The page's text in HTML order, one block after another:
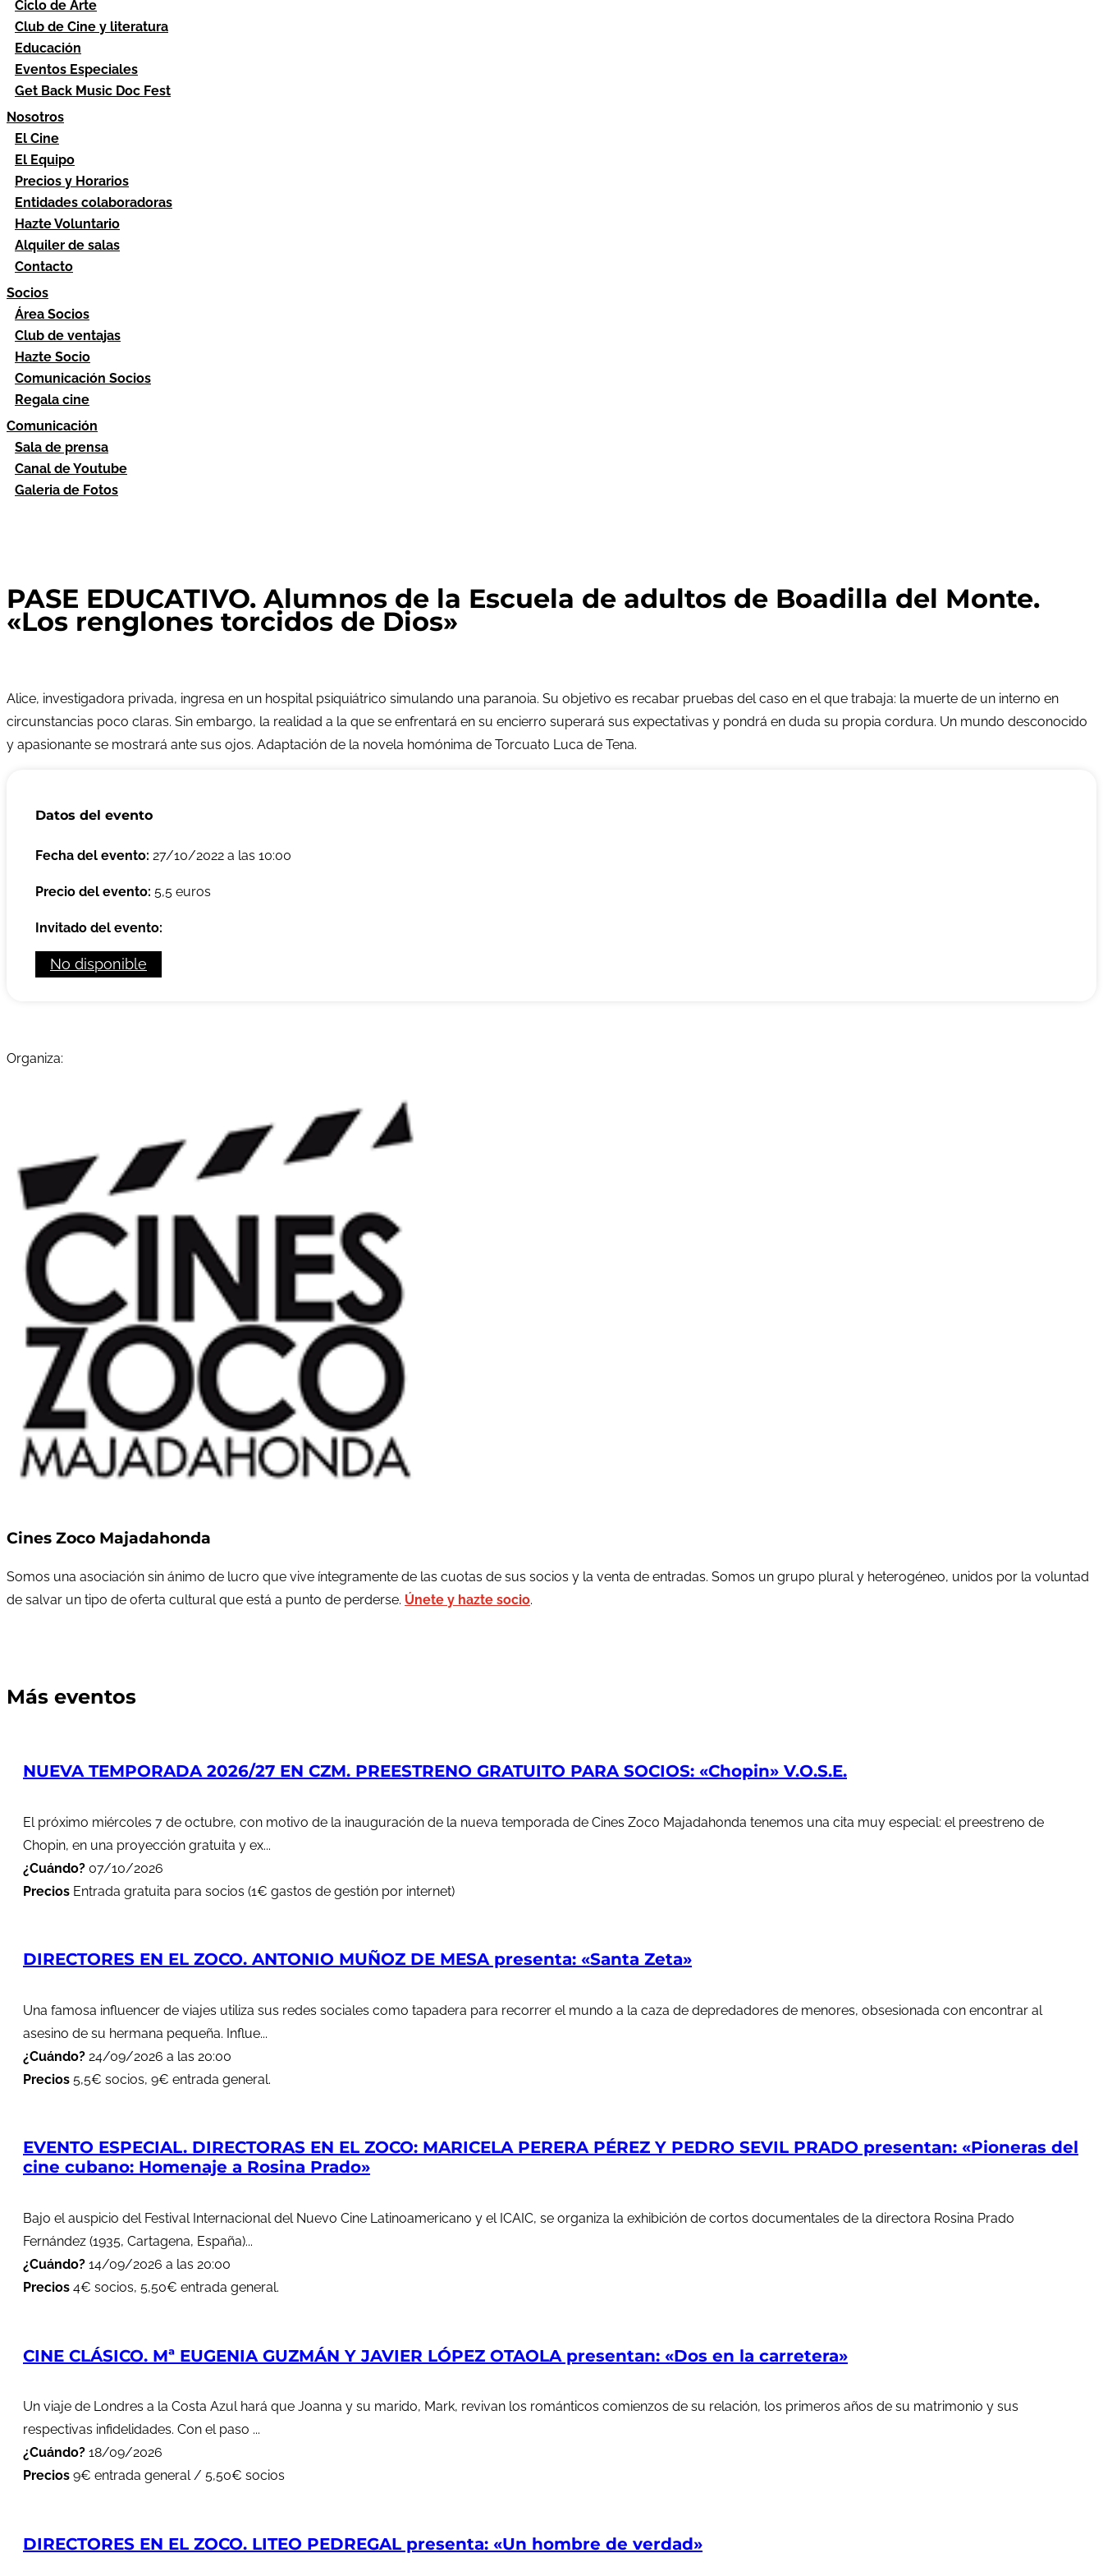
Ciclo de Arte
Club de Cine y literatura
Educación
Eventos Especiales
Get Back Music Doc Fest
Nosotros
El Cine
El Equipo
Precios y Horarios
Entidades colaboradoras
Hazte Voluntario
Alquiler de salas
Contacto
Socios
Área Socios
Club de ventajas
Hazte Socio
Comunicación Socios
Regala cine
Comunicación
Sala de prensa
Canal de Youtube
Galeria de Fotos
PASE EDUCATIVO. Alumnos de la Escuela de adultos de Boadilla del Monte.
«Los renglones torcidos de Dios»
Alice, investigadora privada, ingresa en un hospital psiquiátrico simulando una paranoia. Su objetivo es recabar pruebas del caso en el que trabaja: la muerte de un interno en
circunstancias poco claras. Sin embargo, la realidad a la que se enfrentará en su encierro superará sus expectativas y pondrá en duda su propia cordura. Un mundo desconocido
y apasionante se mostrará ante sus ojos. Adaptación de la novela homónima de Torcuato Luca de Tena.
Datos del evento
Fecha del evento: 27/10/2022 a las 10:00
Precio del evento: 5,5 euros
Invitado del evento:
No disponible
Organiza:
Cines Zoco Majadahonda
Somos una asociación sin ánimo de lucro que vive íntegramente de las cuotas de sus socios y la venta de entradas. Somos un grupo plural y heterogéneo, unidos por la voluntad
de salvar un tipo de oferta cultural que está a punto de perderse. Únete y hazte socio.
Más eventos
NUEVA TEMPORADA 2026/27 EN CZM. PREESTRENO GRATUITO PARA SOCIOS: «Chopin» V.O.S.E.
El próximo miércoles 7 de octubre, con motivo de la inauguración de la nueva temporada de Cines Zoco Majadahonda tenemos una cita muy especial: el preestreno de
Chopin, en una proyección gratuita y ex...
¿Cuándo? 07/10/2026
Precios Entrada gratuita para socios (1€ gastos de gestión por internet)
DIRECTORES EN EL ZOCO. ANTONIO MUÑOZ DE MESA presenta: «Santa Zeta»
Una famosa influencer de viajes utiliza sus redes sociales como tapadera para recorrer el mundo a la caza de depredadores de menores, obsesionada con encontrar al
asesino de su hermana pequeña. Influe...
¿Cuándo? 24/09/2026 a las 20:00
Precios 5,5€ socios, 9€ entrada general.
EVENTO ESPECIAL. DIRECTORAS EN EL ZOCO: MARICELA PERERA PÉREZ Y PEDRO SEVIL PRADO presentan: «Pioneras del
cine cubano: Homenaje a Rosina Prado»
Bajo el auspicio del Festival Internacional del Nuevo Cine Latinoamericano y el ICAIC, se organiza la exhibición de cortos documentales de la directora Rosina Prado
Fernández (1935, Cartagena, España)...
¿Cuándo? 14/09/2026 a las 20:00
Precios 4€ socios, 5,50€ entrada general.
CINE CLÁSICO. Mª EUGENIA GUZMÁN Y JAVIER LÓPEZ OTAOLA presentan: «Dos en la carretera»
Un viaje de Londres a la Costa Azul hará que Joanna y su marido, Mark, revivan los románticos comienzos de su relación, los primeros años de su matrimonio y sus
respectivas infidelidades. Con el paso ...
¿Cuándo? 18/09/2026
Precios 9€ entrada general / 5,50€ socios
DIRECTORES EN EL ZOCO. LITEO PEDREGAL presenta: «Un hombre de verdad»